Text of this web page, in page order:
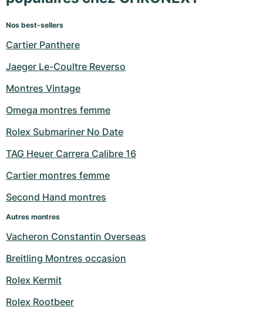
Nos best-sellers
Cartier Panthere
Jaeger Le-Coultre Reverso
Montres Vintage
Omega montres femme
Rolex Submariner No Date
TAG Heuer Carrera Calibre 16
Cartier montres femme
Second Hand montres
Autres montres
Vacheron Constantin Overseas
Breitling Montres occasion
Rolex Kermit
Rolex Rootbeer